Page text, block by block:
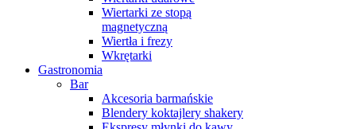
Wiertarki ze stopą
magnetyczną
Wiertła i frezy
Wkrętarki
Gastronomia
Bar
Akcesoria barmańskie
Blendery koktajlery shakery